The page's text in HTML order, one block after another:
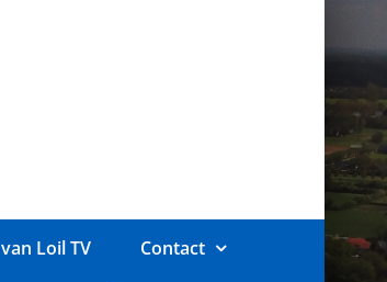
Loil TV Contact